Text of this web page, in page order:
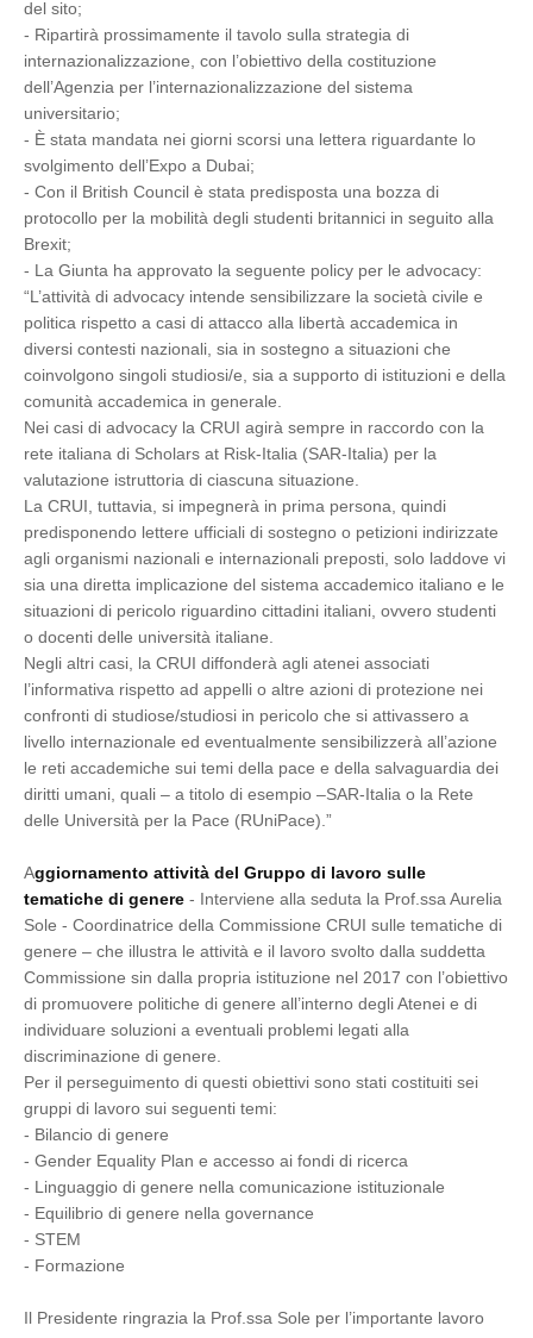
del sito;
- Ripartirà prossimamente il tavolo sulla strategia di
internazionalizzazione, con l’obiettivo della costituzione
dell’Agenzia per l’internazionalizzazione del sistema
universitario;
- È stata mandata nei giorni scorsi una lettera riguardante lo
svolgimento dell’Expo a Dubai;
- Con il British Council è stata predisposta una bozza di
protocollo per la mobilità degli studenti britannici in seguito alla
Brexit;
- La Giunta ha approvato la seguente policy per le advocacy:
“L’attività di advocacy intende sensibilizzare la società civile e
politica rispetto a casi di attacco alla libertà accademica in
diversi contesti nazionali, sia in sostegno a situazioni che
coinvolgono singoli studiosi/e, sia a supporto di istituzioni e della
comunità accademica in generale.
Nei casi di advocacy la CRUI agirà sempre in raccordo con la
rete italiana di Scholars at Risk-Italia (SAR-Italia) per la
valutazione istruttoria di ciascuna situazione.
La CRUI, tuttavia, si impegnerà in prima persona, quindi
predisponendo lettere ufficiali di sostegno o petizioni indirizzate
agli organismi nazionali e internazionali preposti, solo laddove vi
sia una diretta implicazione del sistema accademico italiano e le
situazioni di pericolo riguardino cittadini italiani, ovvero studenti
o docenti delle università italiane.
Negli altri casi, la CRUI diffonderà agli atenei associati
l’informativa rispetto ad appelli o altre azioni di protezione nei
confronti di studiose/studiosi in pericolo che si attivassero a
livello internazionale ed eventualmente sensibilizzerà all’azione
le reti accademiche sui temi della pace e della salvaguardia dei
diritti umani, quali – a titolo di esempio –SAR-Italia o la Rete
delle Università per la Pace (RUniPace).”
Aggiornamento attività del Gruppo di lavoro sulle
tematiche di genere - Interviene alla seduta la Prof.ssa Aurelia
Sole - Coordinatrice della Commissione CRUI sulle tematiche di
genere – che illustra le attività e il lavoro svolto dalla suddetta
Commissione sin dalla propria istituzione nel 2017 con l’obiettivo
di promuovere politiche di genere all’interno degli Atenei e di
individuare soluzioni a eventuali problemi legati alla
discriminazione di genere.
Per il perseguimento di questi obiettivi sono stati costituiti sei
gruppi di lavoro sui seguenti temi:
- Bilancio di genere
- Gender Equality Plan e accesso ai fondi di ricerca
- Linguaggio di genere nella comunicazione istituzionale
- Equilibrio di genere nella governance
- STEM
- Formazione
Il Presidente ringrazia la Prof.ssa Sole per l’importante lavoro